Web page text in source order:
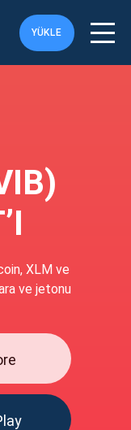
YÜKLE
XLM ve
ve jetonu